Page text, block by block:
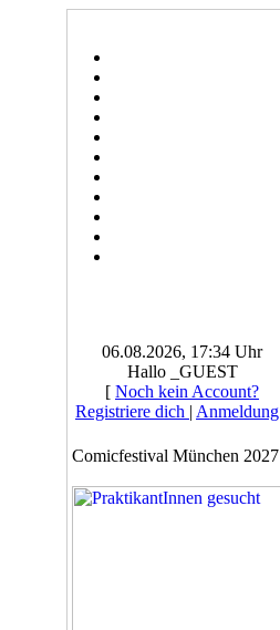
06.08.2026, 17:34 Uhr
Hallo _GUEST
[ Noch kein Account?
Registriere dich | Anmeldung
Comicfestival München 2027